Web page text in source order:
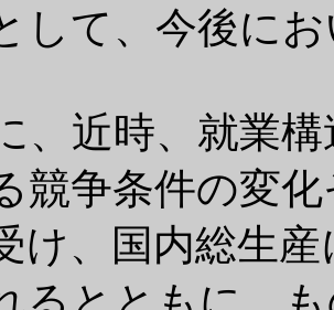
して、今後に
、近時、就業
競争条件の変
け、国内総生